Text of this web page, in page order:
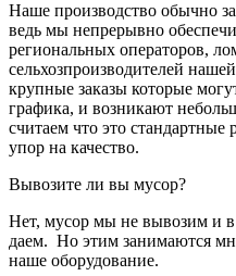
Наше производство обычно
ведь мы непрерывно
региональных операторов,
сельхозпроизводителей
крупные заказы которые
графика, и возникают
считаем что это
упор на качество.
Вывозите ли вы мусор?
Нет, мусор мы не вывозим и
даем. Но этим занимаются
наше оборудование.